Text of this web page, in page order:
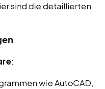
sind die detaillierten
:
wie AutoCAD,